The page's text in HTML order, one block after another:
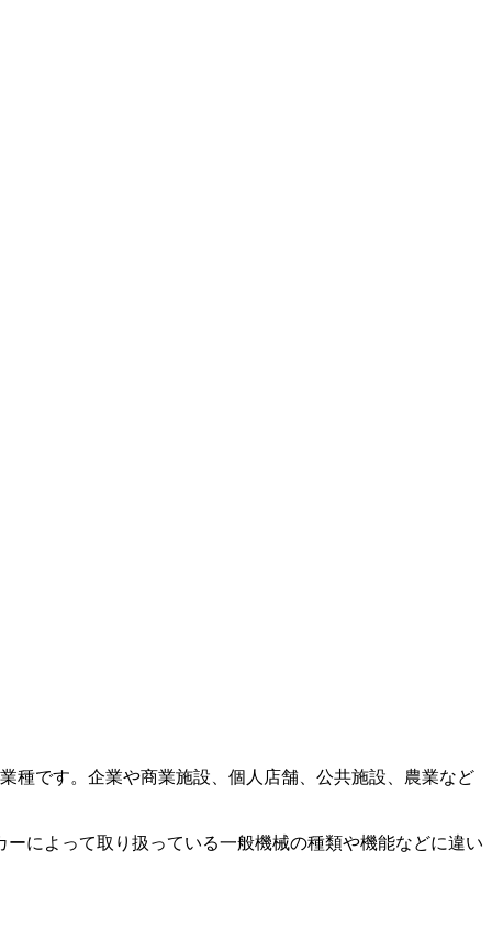
種です。企業や商業施設、個人店舗、公共施設、農業など
によって取り扱っている一般機械の種類や機能などに違い